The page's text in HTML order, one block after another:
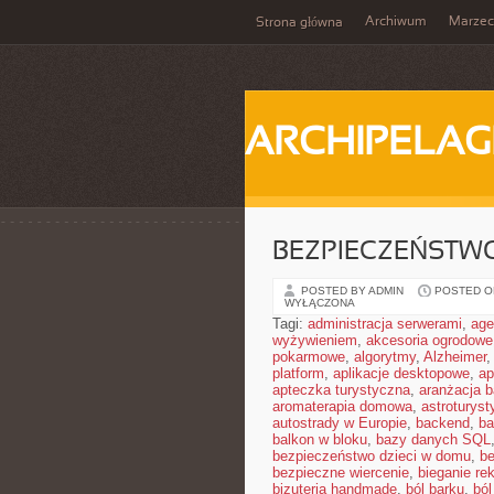
Strona główna Archiwum Marzec
POSTED BY ADMIN POSTED
WYŁĄCZONA
Tagi: administracja serwerami,
wyżywieniem, akcesoria ogrodowe
pokarmowe, algorytmy, Alzheimer,
platform, aplikacje desktopowe,
apteczka turystyczna, aranżacja
aromaterapia domowa,
autostrady w Europie, backend,
balkon w bloku, bazy danych SQL,
bezpieczeństwo dzieci w domu,
bezpieczne wiercenie, bieganie
bizuteria handmade, ból barku,